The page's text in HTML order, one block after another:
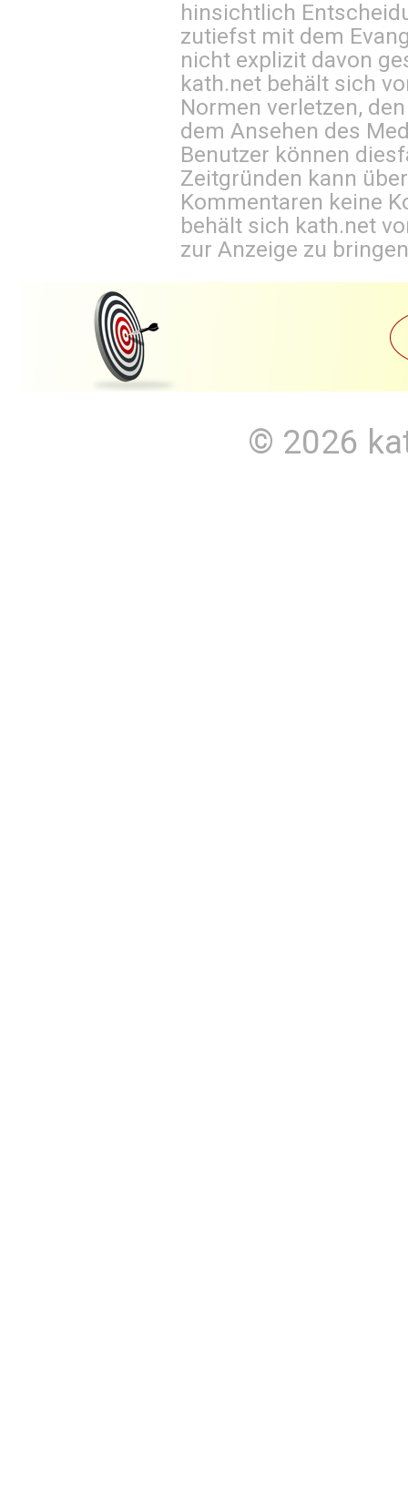
hinsichtlich
zutiefst mit dem
nicht explizit davon
kath.net behält sich
Normen verletzen,
dem Ansehen des
Benutzer können
Zeitgründen kann
Kommentaren keine
behält sich kath.net
zur Anzeige zu
© 2026